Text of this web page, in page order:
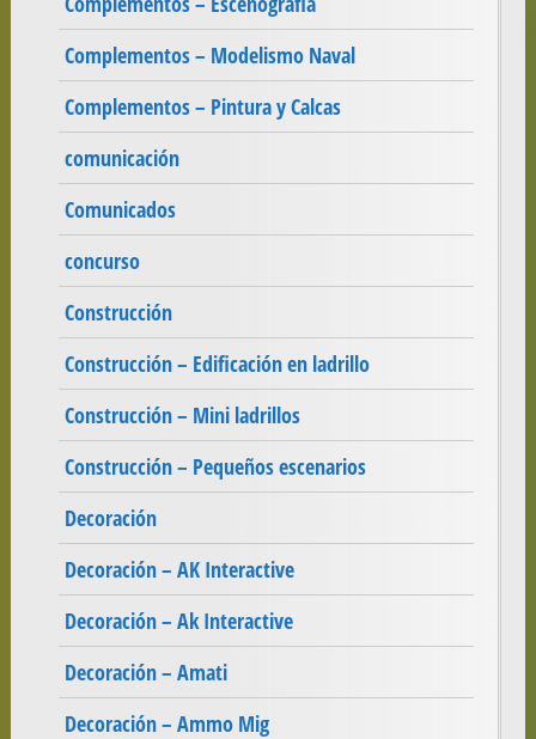
Complementos – Modelismo Naval
Complementos – Pintura y Calcas
comunicación
Comunicados
concurso
Construcción
Construcción – Edificación en ladrillo
Construcción – Mini ladrillos
Construcción – Pequeños escenarios
Decoración
Decoración – AK Interactive
Decoración – Ak Interactive
Decoración – Amati
Decoración – Ammo Mig